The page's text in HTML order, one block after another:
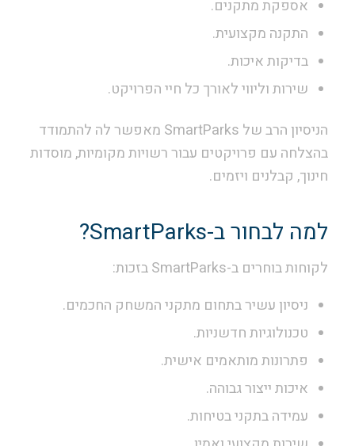
אספקת מתקנים.
התקנה מקצועית.
בדיקות איכות.
שירות וליווי לאורך כל חיי הפרויקט.
הניסיון הרב של SmartParks מאפשר לה להתמודד
בהצלחה עם פרויקטים עבור רשויות מקומיות, מוסדות
חינוך, קבלנים ויזמים.
למה לבחור ב-SmartParks?
לקוחות בוחרים ב-SmartParks בזכות:
ניסיון עשיר בתחום מתקני המשחק החכמים.
טכנולוגיות חדשניות.
פתרונות מותאמים אישית.
איכות ייצור גבוהה.
עמידה בתקני בטיחות.